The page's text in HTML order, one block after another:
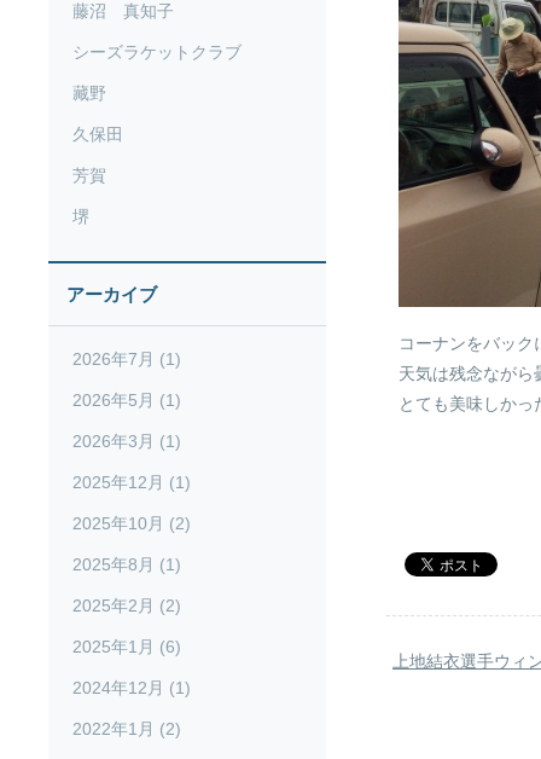
コーナンをバッ
天気は残念ながら
とても美味しか
上地結衣選手ウィ
藤沼 真知子
シーズラケットクラブ
藏野
久保田
芳賀
堺
アーカイブ
2026年7月 (1)
2026年5月 (1)
2026年3月 (1)
2025年12月 (1)
2025年10月 (2)
2025年8月 (1)
2025年2月 (2)
2025年1月 (6)
2024年12月 (1)
2022年1月 (2)